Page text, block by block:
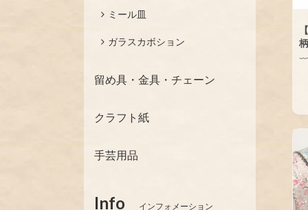
ミール皿
ガラスカボション
留め具・金具・チェーン
クラフト紙
手芸用品
Info インフォメーション